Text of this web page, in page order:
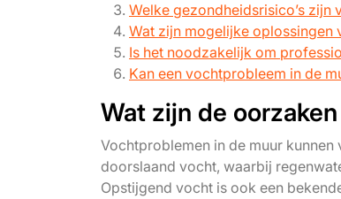
Welke gezondheidsrisico’s zijn
Wat zijn mogelijke oplossingen
Is het noodzakelijk om
Kan een vochtprobleem in de
Wat zijn de
Vochtproblemen in de muur
doorslaand vocht, waarbij
Opstijgend vocht is ook een